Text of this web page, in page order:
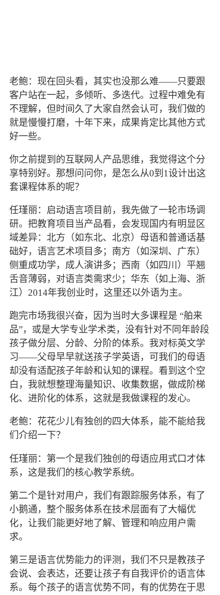
老鲍：现在回头看，其实也没那么难——只要跟
客户站在一起，多倾听、多迭代。过程中难免有
不理解，但时间久了大家自然会认可，我们做的
就是慢慢打磨，十年下来，成果肯定比其他方式
好一些。
你之前提到的互联网人产品思维，我觉得这个分
享特别好。那想问问你，是怎么从0到1设计出这
套课程体系的呢？
任瑾丽：启动语言项目前，我先做了一轮市场调
研。把教育项目当产品看，会发现国内有明显区
域差异：北方（如东北、北京）母语和普通话基
础好，语言艺术项目多；南方（如深圳、广东）
侧重成功学，成人演讲多；西南（如四川）平翘
舌音薄弱，对语言类需求少；华东（如上海、浙
江）2014年我创业时，这里还以外语为主。
跑完市场我很兴奋，因为当时大多课程是 “舶来
品”，或是大学专业学术类，没有针对不同年龄段
孩子做分层、分龄、分阶的体系。我对标英文学
习——父母早早就送孩子学英语，可我们的母语
却没有适配孩子年龄和认知的课程。看到这个空
白，我就想整理海量知识、收集数据，做成阶梯
化、进阶化的体系，这就是我做课程的发心。
老鲍：花花少儿有独创的四大体系，能不能给我
们介绍一下？
任瑾丽：第一个是我们独创的母语应用式口才体
系，这是我们的核心教学系统。
第二个是针对用户，我们有跟踪服务体系，有了
小鹅通，整个服务体系在技术层面有了大幅优
化，让我们能更好地了解、管理和响应用户需
求。
第三是语言优势能力的评测，我们不只是教孩子
会说、会表达，还要让孩子有自我评价的语言体
系。每个孩子的语言优势不同，有的优势在于思